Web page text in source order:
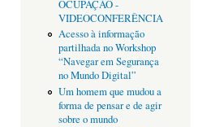
OCUPAÇÃO -
VIDEOCONFERÊNCIA
Acesso à informação
partilhada no Workshop
“Navegar em Segurança
no Mundo Digital”
Um homem que mudou a
forma de pensar e de agir
sobre o mundo